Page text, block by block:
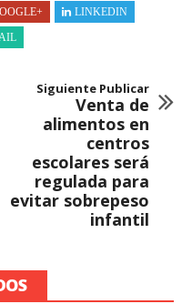
LINKEDIN
Siguiente Publicar
Venta de
alimentos en
centros
escolares será
regulada para
evitar sobrepeso
infantil